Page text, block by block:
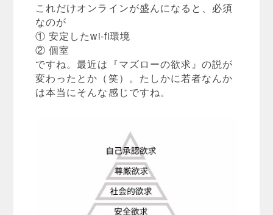
これだけオンラインが盛んになると、必須
なのが
① 安定したwi-fi環境
② 個室
ですね。最近は『マズローの欲求』の説が
変わったとか（笑）。たしかに若者なんか
は本当にそんな感じですね。